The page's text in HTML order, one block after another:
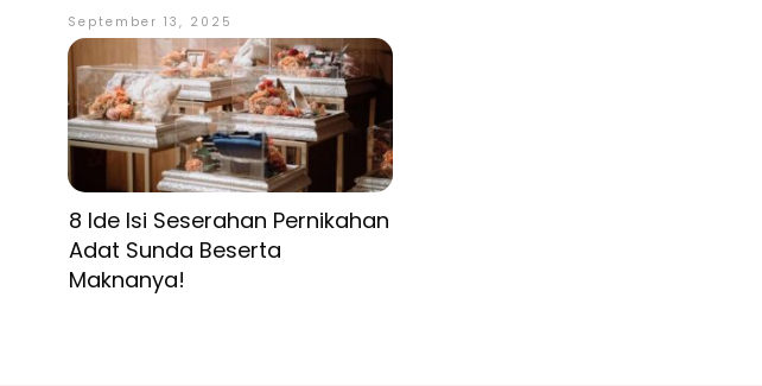
September 13, 2025
8 Ide Isi Seserahan Pernikahan
Adat Sunda Beserta
Maknanya!